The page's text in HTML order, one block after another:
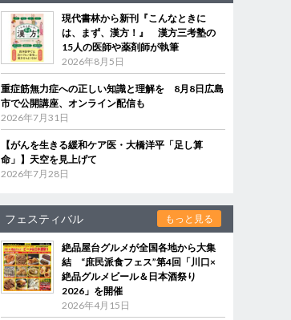
現代書林から新刊『こんなときに
は、まず、漢方！』 漢方三考塾の
15人の医師や薬剤師が執筆
2026年8月5日
重症筋無力症への正しい知識と理解を 8月8日広島
市で公開講座、オンライン配信も
2026年7月31日
【がんを生きる緩和ケア医・大橋洋平「足し算
命」】天空を見上げて
2026年7月28日
フェスティバル もっと見る
絶品屋台グルメが全国各地から大集
結 “庶民派食フェス”第4回「川口×
絶品グルメビール＆日本酒祭り
2026」を開催
2026年4月15日